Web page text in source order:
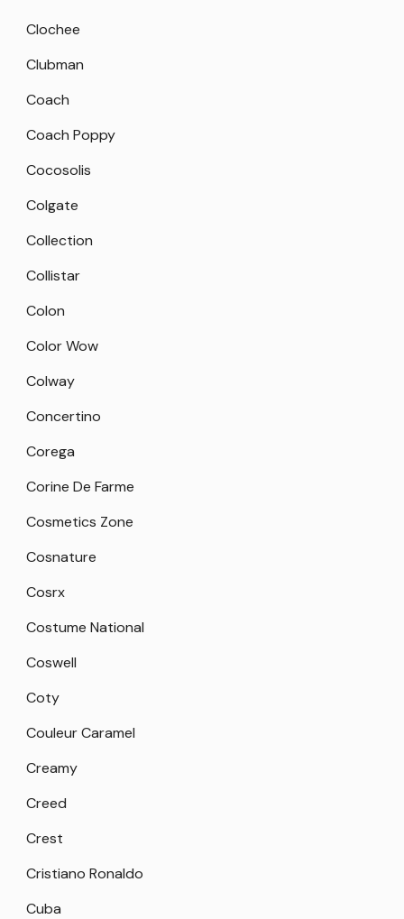
Clochee
Clubman
Coach
Coach Poppy
Cocosolis
Colgate
Collection
Collistar
Colon
Color Wow
Colway
Concertino
Corega
Corine De Farme
Cosmetics Zone
Cosnature
Cosrx
Costume National
Coswell
Coty
Couleur Caramel
Creamy
Creed
Crest
Cristiano Ronaldo
Cuba